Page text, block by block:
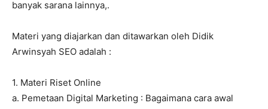
banyak sarana lainnya,.
Materi yang diajarkan dan ditawarkan oleh Didik
Arwinsyah SEO adalah :
1. Materi Riset Online
a. Pemetaan Digital Marketing : Bagaimana cara awal